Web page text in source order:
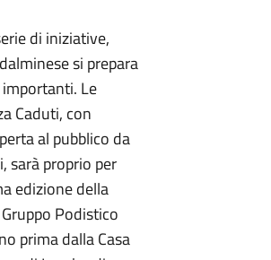
di iniziative,
si prepara
Le
Caduti, con
al pubblico da
sarà proprio per
edizione della
Podistico
prima dalla Casa